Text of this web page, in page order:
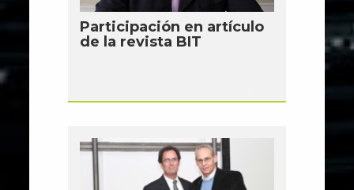
Participación en artículo
de la revista BIT